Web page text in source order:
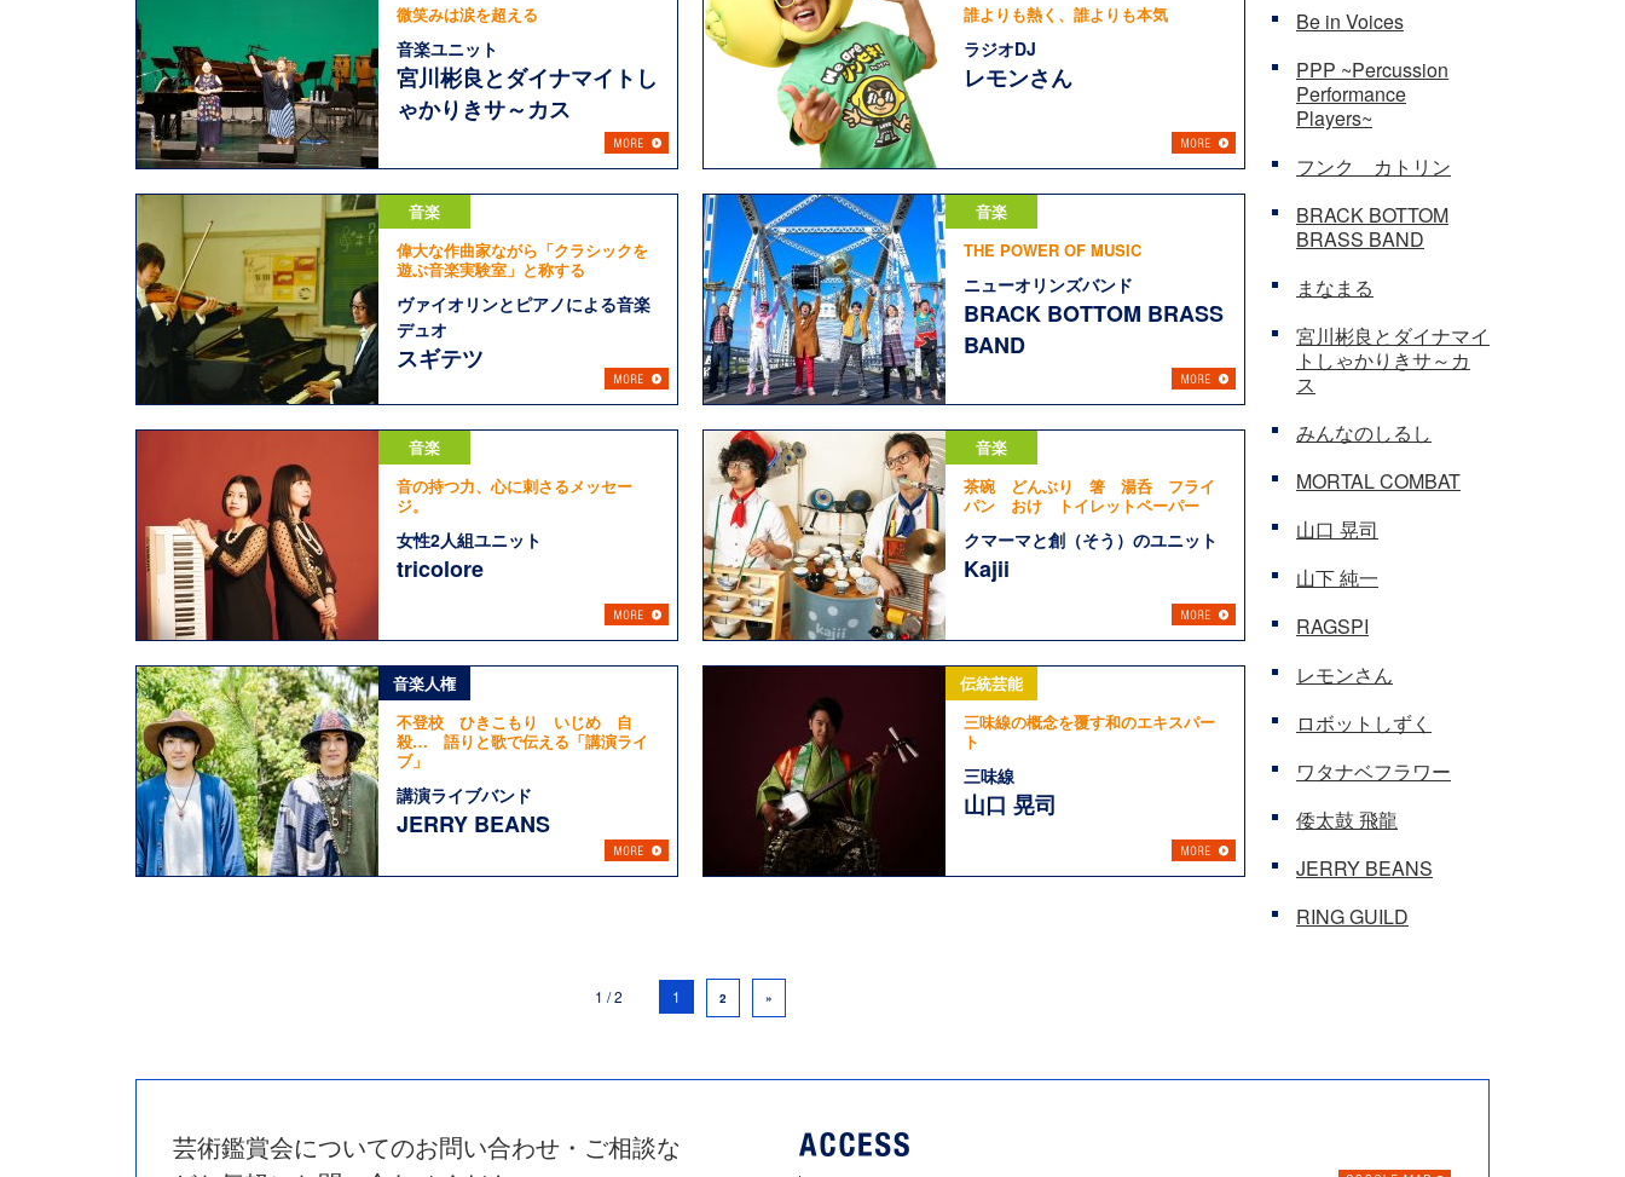
微笑みは涙を超える
音楽ユニット
宮川彬良とダイナマイトし
ゃかりきサ～カス
誰よりも熱く、誰よりも本気
ラジオDJ
レモンさん
音楽
偉大な作曲家ながら「クラシックを
遊ぶ音楽実験室」と称する
ヴァイオリンとピアノによる音楽
デュオ
スギテツ
音楽
THE POWER OF MUSIC
ニューオリンズバンド
BRACK BOTTOM BRASS
BAND
音楽
音の持つ力、心に刺さるメッセー
ジ。
女性2人組ユニット
tricolore
音楽
茶碗 どんぶり 箸 湯呑 フライ
パン おけ トイレットペーパー
クマーマと創（そう）のユニット
Kajii
音楽人権
不登校 ひきこもり いじめ 自
殺… 語りと歌で伝える「講演ライ
ブ」
講演ライブバンド
JERRY BEANS
伝統芸能
三味線の概念を覆す和のエキスパー
ト
三味線
山口 晃司
1 / 2 1 2 »
Be in Voices
PPP ~Percussion
Performance
Players~
フンク カトリン
BRACK BOTTOM
BRASS BAND
まなまる
宮川彬良とダイナマイ
トしゃかりきサ～カ
ス
みんなのしるし
MORTAL COMBAT
山口 晃司
山下 純一
RAGSPI
レモンさん
ロボットしずく
ワタナベフラワー
倭太鼓 飛龍
JERRY BEANS
RING GUILD
芸術鑑賞会についてのお問い合わせ・ご相談な